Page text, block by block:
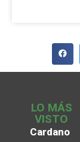
LO MÁS
VISTO
Cardano